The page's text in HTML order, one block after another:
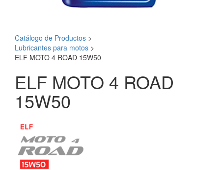
Catálogo de Productos >
Lubricantes para motos >
ELF MOTO 4 ROAD 15W50
ELF MOTO 4 ROAD
15W50